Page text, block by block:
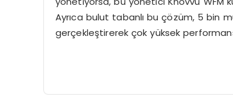
Ayrıca bulut tabanlı bu çözüm, 5 bin
gerçekleştirerek çok yüksek